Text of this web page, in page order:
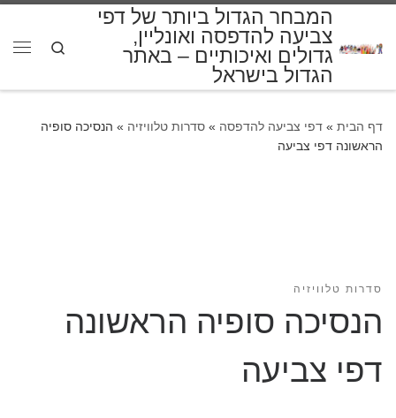
המבחר הגדול ביותר של דפי
צביעה להדפסה ואונליין,
גדולים ואיכותיים – באתר
הגדול בישראל
Search
דף הבית » דפי צביעה להדפסה » סדרות טלוויזיה » הנסיכה סופיה
הראשונה דפי צביעה
סדרות טלוויזיה
הנסיכה סופיה הראשונה
דפי צביעה